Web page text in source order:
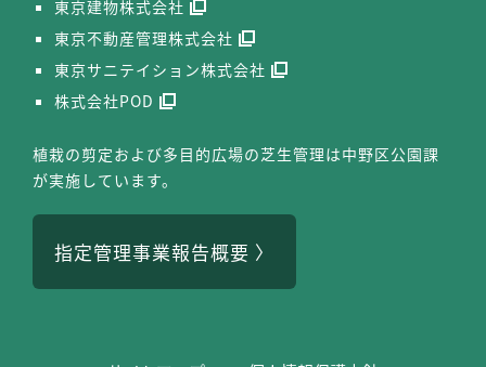
東京建物株式会社
東京不動産管理株式会社
東京サニテイション株式会社
株式会社POD
植栽の剪定および多目的広場の芝生管理は中野区公園課
が実施しています。
指定管理事業報告概要